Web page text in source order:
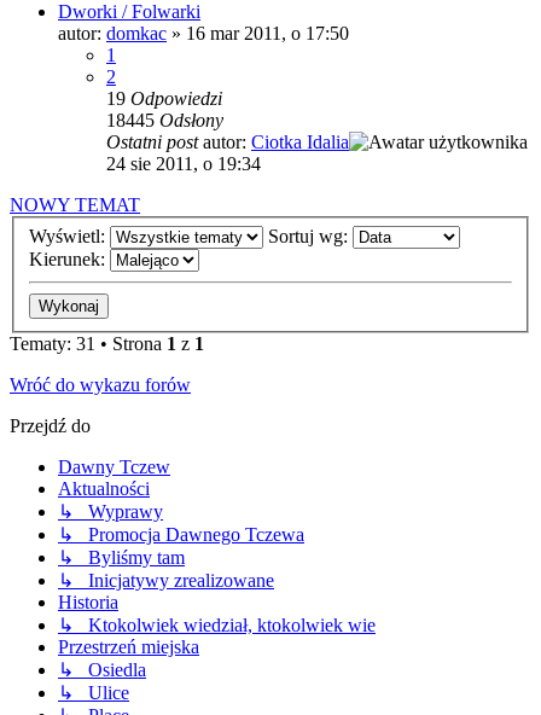
Dworki / Folwarki
autor: domkac » 16 mar 2011, o 17:50
1
2
19 Odpowiedzi
18445 Odsłony
Ostatni postautor: Ciotka Idalia
24 sie 2011, o 19:34
NOWY TEMAT
Wyświetl:
Sortuj wg:
Kierunek:
Tematy: 31 • Strona 1 z 1
Wróć do wykazu forów
Przejdź do
Dawny Tczew
Aktualności
↳ Wyprawy
↳ Promocja Dawnego Tczewa
↳ Byliśmy tam
↳ Inicjatywy zrealizowane
Historia
↳ Ktokolwiek wiedział, ktokolwiek wie
Przestrzeń miejska
↳ Osiedla
↳ Ulice